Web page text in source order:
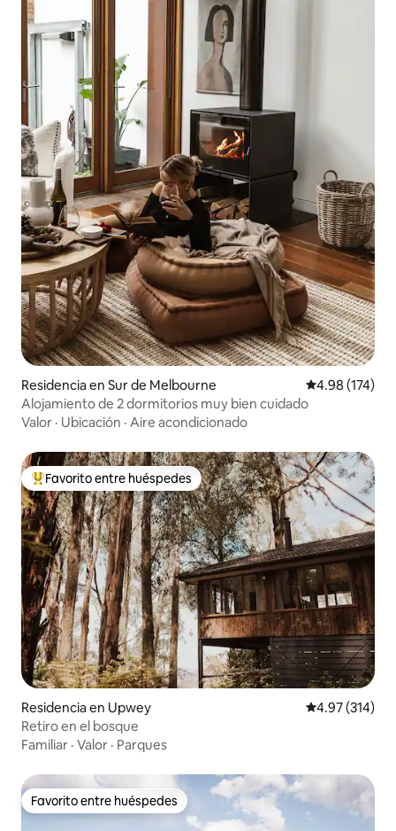
Residencia en Sur de Melbourne Calificación
4.98 (174)
Alojamiento de 2 dormitorios muy bien cuidado
Valor · Ubicación · Aire acondicionado
De los mejores en Favorito entre huéspedes
Favorito entre huéspedes
Residencia en Upwey Calificación
4.97 (314)
Retiro en el bosque
Familiar · Valor · Parques
Favorito entre huéspedes
Favorito entre huéspedes